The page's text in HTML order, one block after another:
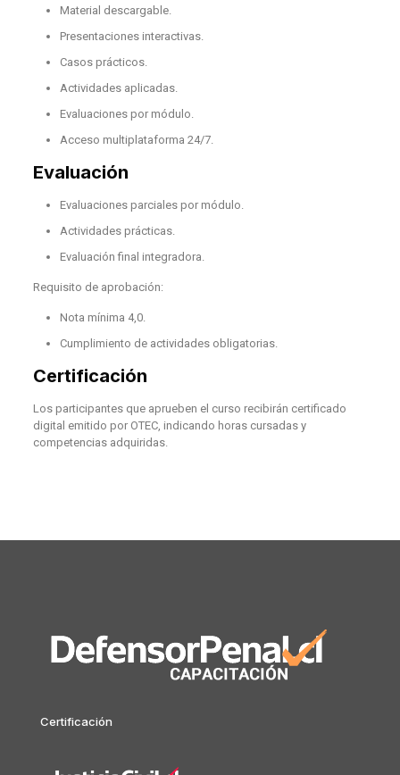
Material descargable.
Presentaciones interactivas.
Casos prácticos.
Actividades aplicadas.
Evaluaciones por módulo.
Acceso multiplataforma 24/7.
Evaluación
Evaluaciones parciales por módulo.
Actividades prácticas.
Evaluación final integradora.
Requisito de aprobación:
Nota mínima 4,0.
Cumplimiento de actividades obligatorias.
Certificación
Los participantes que aprueben el curso recibirán certificado
digital emitido por OTEC, indicando horas cursadas y
competencias adquiridas.
Certificación